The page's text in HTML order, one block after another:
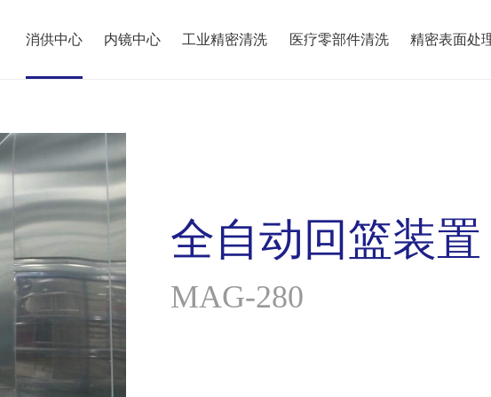
消供中心 内镜中心 工业精密清洗 医疗零部件清洗 精密表面处
全自动回篮装置
MAG-280